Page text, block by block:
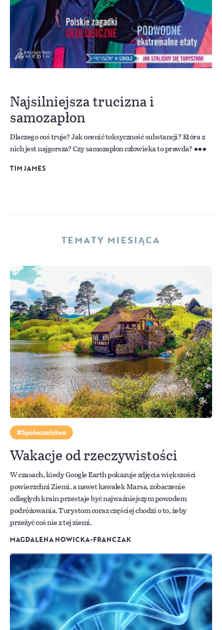
Najsilniejsza trucizna i
samozapłon
Dlaczego coś truje? Jak ocenić toksyczność substancji? Która z
nich jest najgorsza? Czy samozapłon człowieka to prawda?
TIM JAMES
TEMATY MIESIĄCA
Społeczeństwo
Wakacje od rzeczywistości
W czasach, kiedy Google Earth pokazuje zdjęcia większości
powierzchni Ziemi, a nawet kawałek Marsa, zobaczenie
odległych krain przestaje być najważniejszym powodem
podróżowania. Turystom coraz częściej chodzi o to, żeby
przeżyć coś nie z tej ziemi.
MAGDALENA NOWICKA-FRANCZAK